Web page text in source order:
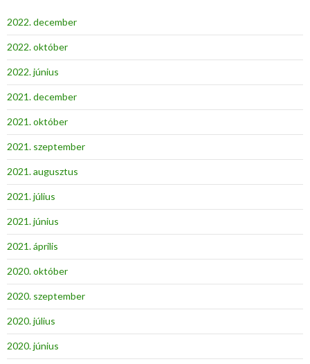
2022. december
2022. október
2022. június
2021. december
2021. október
2021. szeptember
2021. augusztus
2021. július
2021. június
2021. április
2020. október
2020. szeptember
2020. július
2020. június